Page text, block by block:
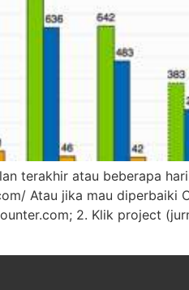
terakhir atau beberapa
Atau jika mau diperbaiki
2. Klik project